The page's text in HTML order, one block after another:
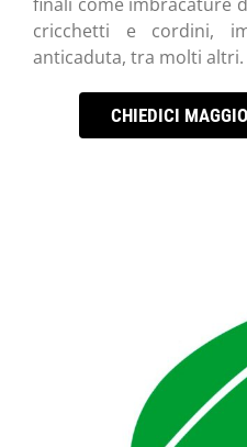
cricchetti e cordini,
anticaduta, tra molti altri.
CHIEDICI